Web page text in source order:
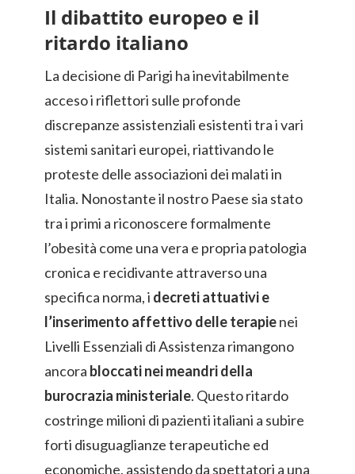
Il dibattito europeo e il
ritardo italiano
La decisione di Parigi ha inevitabilmente
acceso i riflettori sulle profonde
discrepanze assistenziali esistenti tra i vari
sistemi sanitari europei, riattivando le
proteste delle associazioni dei malati in
Italia. Nonostante il nostro Paese sia stato
tra i primi a riconoscere formalmente
l’obesità come una vera e propria patologia
cronica e recidivante attraverso una
specifica norma, i decreti attuativi e
l’inserimento affettivo delle terapienei
Livelli Essenziali di Assistenza rimangono
ancora bloccati nei meandri della
burocrazia ministeriale. Questo ritardo
costringe milioni di pazienti italiani a subire
forti disuguaglianze terapeutiche ed
economiche, assistendo da spettatori a una